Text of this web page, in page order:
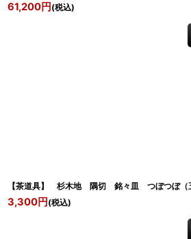
61,200円 (税込)
【茶道具】 杉木地 隅切 銘々皿 つぼつぼ（
3,300円 (税込)